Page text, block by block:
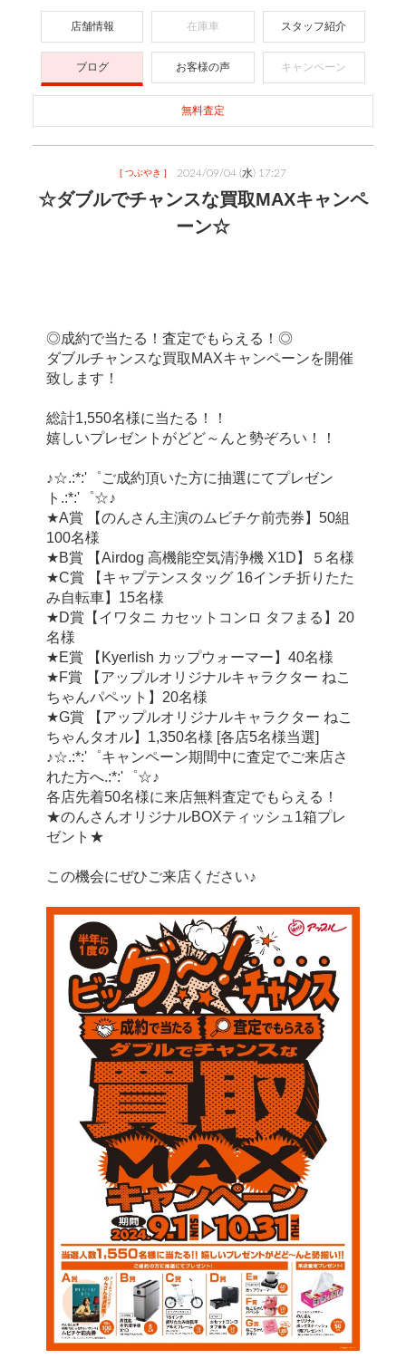
店舗情報 在庫車 スタッフ紹介
ブログ お客様の声 キャンペーン
無料査定
[ つぶやき ] 2024/09/04 (水) 17:27
☆ダブルでチャンスな買取MAXキャンペ
ーン☆
◎成約で当たる！査定でもらえる！◎
ダブルチャンスな買取MAXキャンペーンを開催
致します！
総計1,550名様に当たる！！
嬉しいプレゼントがどど～んと勢ぞろい！！
♪☆.:*:'゜ご成約頂いた方に抽選にてプレゼン
ト.:*:'゜☆♪
★A賞 【のんさん主演のムビチケ前売券】50組
100名様
★B賞 【Airdog 高機能空気清浄機 X1D】５名様
★C賞 【キャプテンスタッグ 16インチ折りたた
み自転車】15名様
★D賞【イワタニ カセットコンロ タフまる】20
名様
★E賞 【Kyerlish カップウォーマー】40名様
★F賞 【アップルオリジナルキャラクター ねこ
ちゃんパペット】20名様
★G賞 【アップルオリジナルキャラクター ねこ
ちゃんタオル】1,350名様 [各店5名様当選]
♪☆.:*:'゜キャンペーン期間中に査定でご来店さ
れた方へ.:*:'゜☆♪
各店先着50名様に来店無料査定でもらえる！
★のんさんオリジナルBOXティッシュ1箱プレ
ゼント★
この機会にぜひご来店ください♪